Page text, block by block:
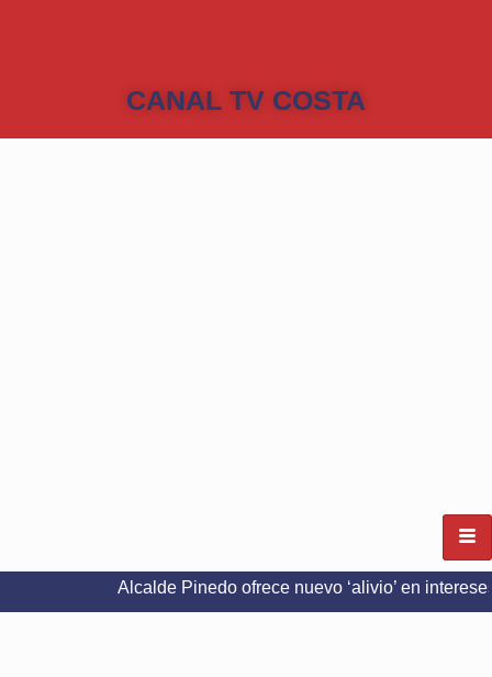
CANAL TV COSTA
Alcalde Pinedo ofrece nuevo ‘alivio’ en intereses del